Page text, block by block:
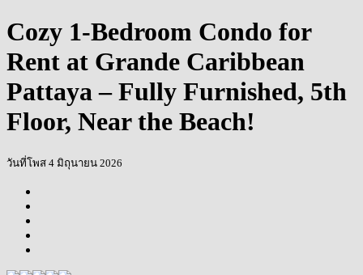
Cozy 1-Bedroom Condo for
Rent at Grande Caribbean
Pattaya – Fully Furnished, 5th
Floor, Near the Beach!
วันที่โพส 4 มิถุนายน 2026